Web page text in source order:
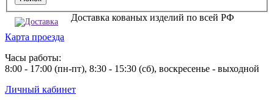
Доставка кованых изделий по всей РФ
Карта проезда
Часы работы:
8:00 - 17:00 (пн-пт), 8:30 - 15:30 (сб), воскресенье - выходной
Личный кабинет